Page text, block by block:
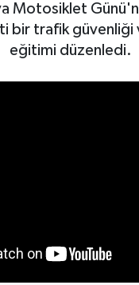
Motosiklet
bir trafik güvenliği
eğitimi düzenledi.
Haberleri